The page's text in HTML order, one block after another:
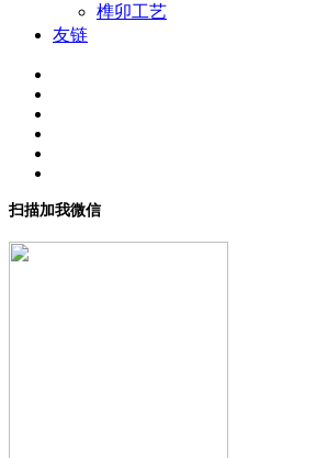
榫卯工艺
友链
扫描加我微信